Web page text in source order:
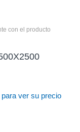
con el producto
ver su precio